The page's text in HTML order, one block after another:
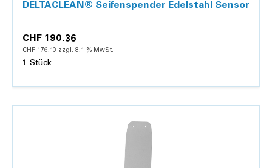
DELTACLEAN® Seifenspender Edelstahl Sensor
CHF 190.36
CHF 176.10 zzgl. 8.1 % MwSt.
1 Stück
Details